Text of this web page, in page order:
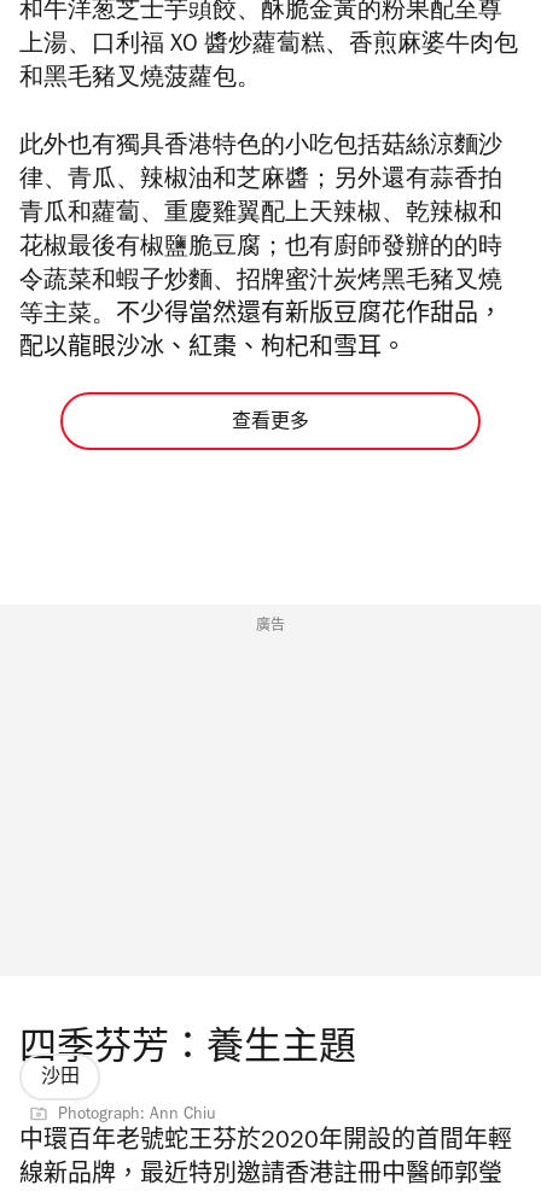
和牛洋葱芝士芋頭餃、酥脆金黃的粉果配至尊
上湯、 口利福 XO 醬炒蘿蔔糕、香煎麻婆牛肉包
和黑毛豬叉燒菠蘿包。
此外也有獨具香港特色的小吃包括菇絲涼麵沙
律、青瓜、辣椒油和芝麻醬； 另外還有蒜香拍
青瓜和蘿蔔、重慶雞翼配上天辣椒、乾辣椒和
花椒最後有椒鹽脆豆腐； 也有 廚師發辦的的時
令蔬菜和蝦子炒麵、招牌蜜汁炭烤黑毛豬叉燒
等主菜。 不少得當然還有新版豆腐花作甜品，
配以龍眼沙冰、紅棗、枸杞和雪耳。
查看更多
廣告
四季芬芳：養生主題
沙田
Photograph: Ann Chiu
中環百年老號蛇王芬於2020年開設的首間年輕
線新品牌， 最近特別邀請香港註冊中醫師郭瑩